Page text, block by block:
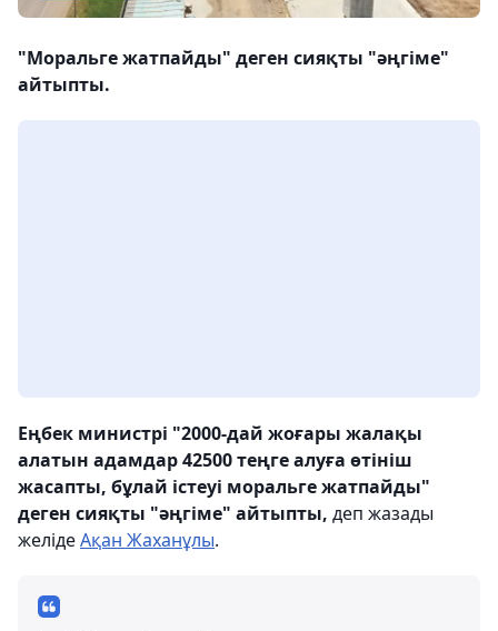
"Моральге жатпайды" деген сияқты "әңгіме"
айтыпты.
Еңбек министрі "2000-дай жоғары жалақы
алатын адамдар 42500 теңге алуға өтініш
жасапты, бұлай істеуі моральге жатпайды"
деген сияқты "әңгіме" айтыпты, деп жазады
желідеАқан Жаханұлы.